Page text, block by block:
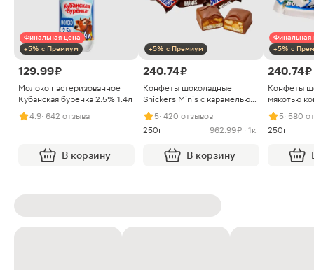
Финальная цена
+5% с Премиум
129.99 ₽
Молоко пастеризованное
Кубанская буренка 2.5% 1.4л
4.9· 642 отзыва
В корзину
+5% с Премиум
240.74 ₽
Конфеты шоколадные
Snickers Minis с карамелью
арахисом и нугой
5· 420 отзывов
250г
962.99 ₽ · 1кг
В корзину
Финальная
+5% с
240.74 ₽
Конфеты
мякотью
5· 580
250г